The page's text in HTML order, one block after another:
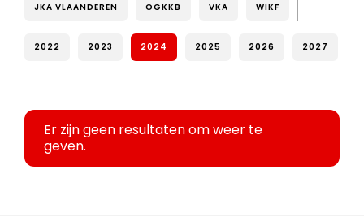
JKA VLAANDEREN OGKKB VKA WIKF
2022 2023 2024 2025 2026 2027
Er zijn geen resultaten om weer te
geven.